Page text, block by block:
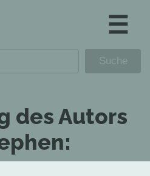
☰
des Autors